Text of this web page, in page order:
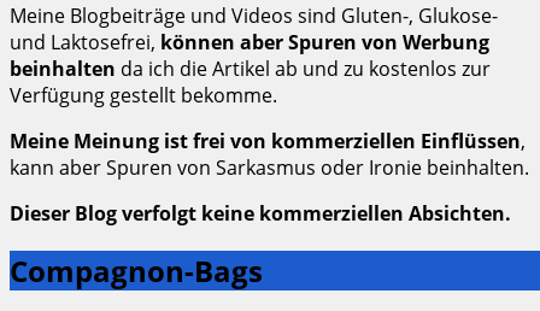
Meine Blogbeiträge und Videos sind Gluten-, Glukose-
und Laktosefrei, können aber Spuren von Werbung
beinhalten da ich die Artikel ab und zu kostenlos zur
Verfügung gestellt bekomme.
Meine Meinung ist frei von kommerziellen Einflüssen,
kann aber Spuren von Sarkasmus oder Ironie beinhalten.
Dieser Blog verfolgt keine kommerziellen Absichten.
Compagnon-Bags